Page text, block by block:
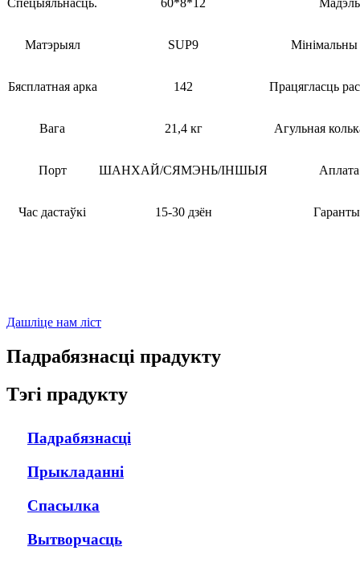
Спецыяльнасць. 60*8*12 Мадэль
Матэрыял SUP9 Мінімальны
Бясплатная арка 142 Працягласць
Вага 21,4 кг Агульная
Порт ШАНХАЙ/СЯМЭНЬ/ІНШЫЯ Аплата
Час дастаўкі 15-30 дзён
Дашліце нам ліст
Падрабязнасці прадукту
Тэгі прадукту
Падрабязнасці
Прыкладанні
Спасылка
Вытворчасць